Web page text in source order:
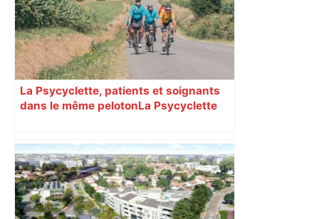
La Psycyclette, patients et soignants
dans le même peloton​​​​​​ La Psycyclette
vivant avec des troubles psychiques,
des soignants et des cyclotouristes.
« La Croix » a participé en septembre à
sa septième édition, du Mont-Saint-
Michel à Toulouse.